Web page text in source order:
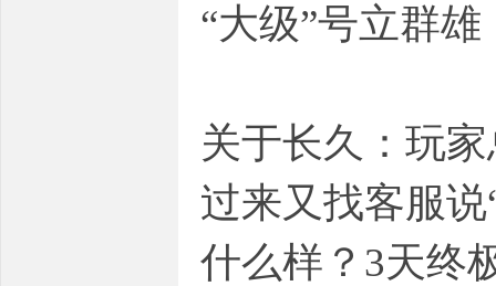
“大级”号立群
关于长久：玩
过来又找客服
什么样？3天终